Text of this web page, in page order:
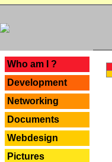
Who am I ?
Development
Networking
Documents
Webdesign
Pictures